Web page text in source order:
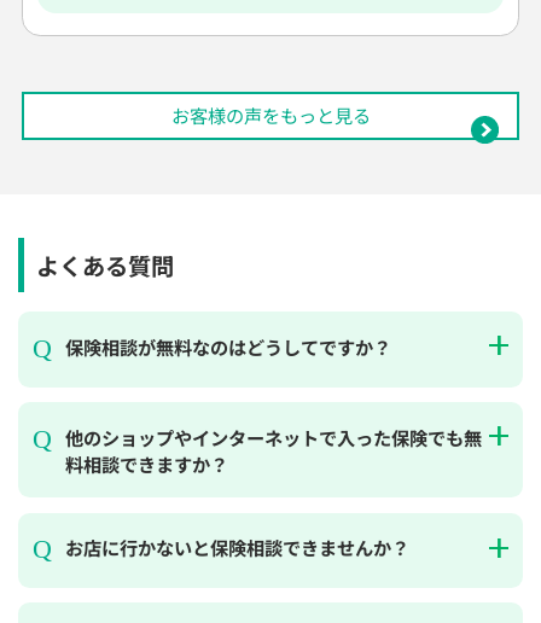
お客様の声をもっと見る
よくある質問
保険相談が無料なのはどうしてですか？
他のショップやインターネットで入った保険でも無
料相談できますか？
お店に行かないと保険相談できませんか？